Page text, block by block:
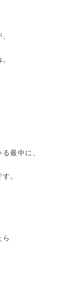
最中に、
。